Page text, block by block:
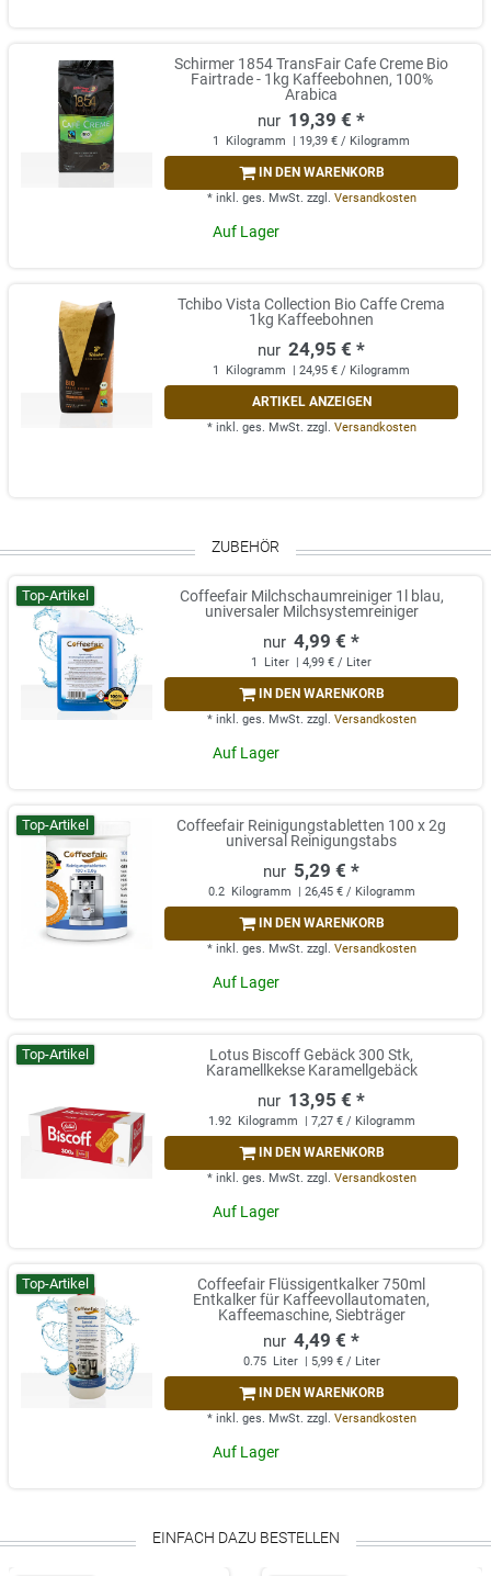
Schirmer 1854 TransFair Cafe Creme Bio
Fairtrade - 1kg Kaffeebohnen, 100%
Arabica
19,39 € *
1 Kilogramm | 19,39 € / Kilogramm
IN DEN WARENKORB
* inkl. ges. MwSt. zzgl. Versandkosten
Auf Lager
Tchibo Vista Collection Bio Caffe Crema
1kg Kaffeebohnen
24,95 € *
1 Kilogramm | 24,95 € / Kilogramm
ARTIKEL ANZEIGEN
* inkl. ges. MwSt. zzgl. Versandkosten
ZUBEHÖR
Top-Artikel
Coffeefair Milchschaumreiniger 1l blau,
universaler Milchsystemreiniger
4,99 € *
1 Liter | 4,99 € / Liter
IN DEN WARENKORB
* inkl. ges. MwSt. zzgl. Versandkosten
Auf Lager
Top-Artikel
Coffeefair Reinigungstabletten 100 x 2g
universal Reinigungstabs
5,29 € *
0.2 Kilogramm | 26,45 € / Kilogramm
IN DEN WARENKORB
* inkl. ges. MwSt. zzgl. Versandkosten
Auf Lager
Top-Artikel
Lotus Biscoff Gebäck 300 Stk,
Karamellkekse Karamellgebäck
13,95 € *
1.92 Kilogramm | 7,27 € / Kilogramm
IN DEN WARENKORB
* inkl. ges. MwSt. zzgl. Versandkosten
Auf Lager
Top-Artikel
Coffeefair Flüssigentkalker 750ml
Entkalker für Kaffeevollautomaten,
Kaffeemaschine, Siebträger
4,49 € *
0.75 Liter | 5,99 € / Liter
IN DEN WARENKORB
* inkl. ges. MwSt. zzgl. Versandkosten
Auf Lager
EINFACH DAZU BESTELLEN